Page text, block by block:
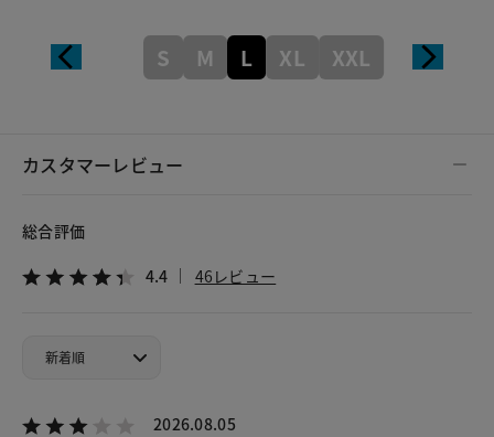
S M L XL XXL
カスタマーレビュー
総合評価
4.4 46レビュー
2026.08.05